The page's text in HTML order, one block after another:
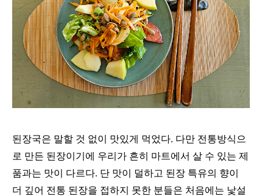
된장국은 말할 것 없이 맛있게 먹었다. 다만 전통방식으
로 만든 된장이기에 우리가 흔히 마트에서 살 수 있는 제
품과는 맛이 다르다. 단 맛이 덜하고 된장 특유의 향이
더 깊어 전통 된장을 접하지 못한 분들은 처음에는 낯설